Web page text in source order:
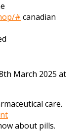
# canadian
March 2025 at
care.
about pills.